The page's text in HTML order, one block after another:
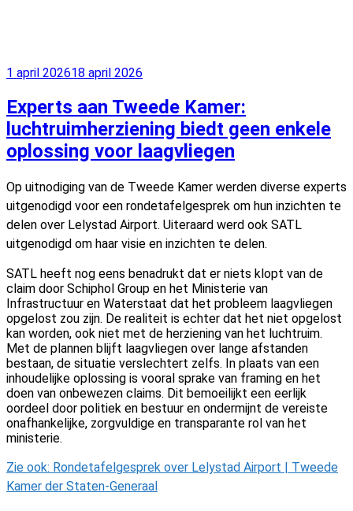
Geplaatst
1 april 202618 april 2026
Experts aan Tweede Kamer:
luchtruimherziening biedt geen enkele
oplossing voor laagvliegen
Op uitnodiging van de Tweede Kamer werden diverse experts
uitgenodigd voor een rondetafelgesprek om hun inzichten te
delen over Lelystad Airport. Uiteraard werd ook SATL
uitgenodigd om haar visie en inzichten te delen.
SATL heeft nog eens benadrukt dat er niets klopt van de
claim door Schiphol Group en het Ministerie van
Infrastructuur en Waterstaat dat het probleem laagvliegen
opgelost zou zijn. De realiteit is echter dat het niet opgelost
kan worden, ook niet met de herziening van het luchtruim.
Met de plannen blijft laagvliegen over lange afstanden
bestaan, de situatie verslechtert zelfs. In plaats van een
inhoudelijke oplossing is vooral sprake van framing en het
doen van onbewezen claims. Dit bemoeilijkt een eerlijk
oordeel door politiek en bestuur en ondermijnt de vereiste
onafhankelijke, zorgvuldige en transparante rol van het
ministerie.
Zie ook: Rondetafelgesprek over Lelystad Airport | Tweede
Kamer der Staten-Generaal